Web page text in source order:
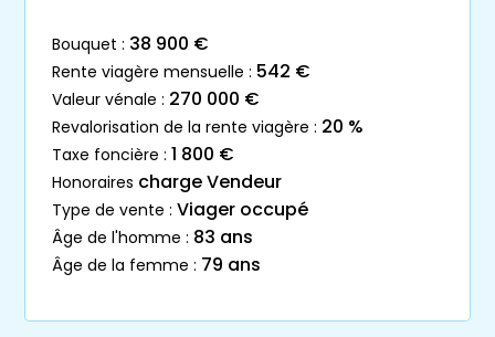
bouquet : 38 900 €
rente viagère mensuelle : 542 €
valeur vénale : 270 000 €
revalorisation de la rente viagère : 20 %
taxe foncière : 1 800 €
honoraires charge Vendeur
type de vente : Viager occupé
âge de l'homme : 83 ans
âge de la femme : 79 ans